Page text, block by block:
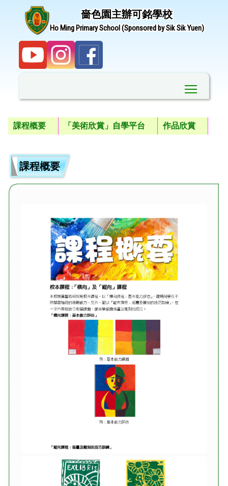
嗇色園主辦可銘學校
Ho Ming Primary School (Sponsored by Sik Sik Yuen)
課程概要 「美術欣賞」自學平台 作品欣賞
課程概要